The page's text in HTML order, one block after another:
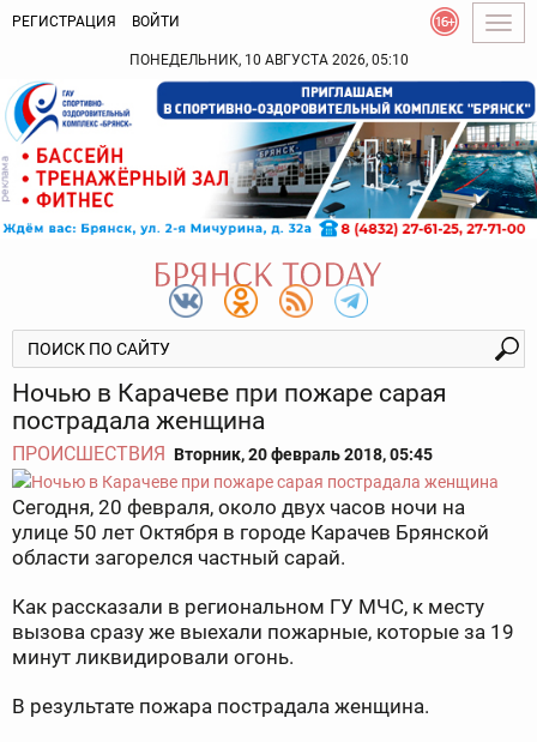
РЕГИСТРАЦИЯ ВОЙТИ
ПОНЕДЕЛЬНИК, 10 АВГУСТА 2026, 05:10
Ночью в Карачеве при пожаре сарая
пострадала женщина
ПРОИСШЕСТВИЯ Вторник, 20 февраль 2018, 05:45
Сегодня, 20 февраля, около двух часов ночи на
улице 50 лет Октября в городе Карачев Брянской
области загорелся частный сарай.
Как рассказали в региональном ГУ МЧС, к месту
вызова сразу же выехали пожарные, которые за 19
минут ликвидировали огонь.
В результате пожара пострадала женщина.